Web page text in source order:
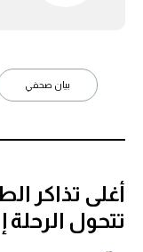
بيان صحفي
أغلى تذاكر
تتحول الرحلة